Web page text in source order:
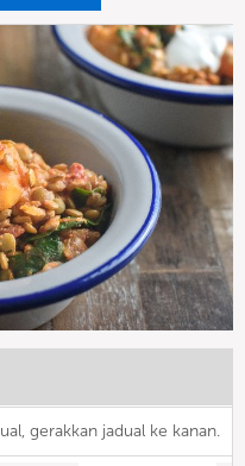
gerakkan jadual ke kanan.